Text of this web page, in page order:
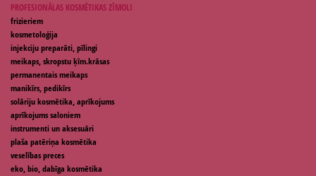
PROFESIONĀLAS KOSMĒTIKAS ZĪMOLI
frizieriem
kosmetoloģija
injekciju preparāti, pīlingi
meikaps, skropstu ķīm.krāsas
permanentais meikaps
manikīrs, pedikīrs
solāriju kosmētika, aprīkojums
aprīkojums saloniem
instrumenti un aksesuāri
plaša patēriņa kosmētika
veselības preces
eko, bio, dabīga kosmētika